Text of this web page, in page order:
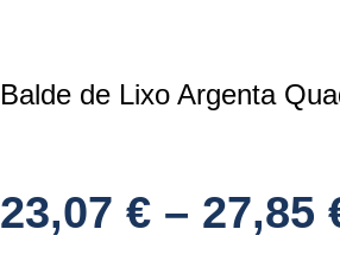
Balde de Lixo Argenta
23,07 € – 27,85